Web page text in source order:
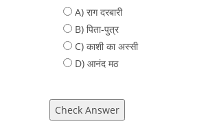
A) राग दरबारी
B) पिता-पुत्र
C) काशी का अस्सी
D) आनंद मठ
Check Answer